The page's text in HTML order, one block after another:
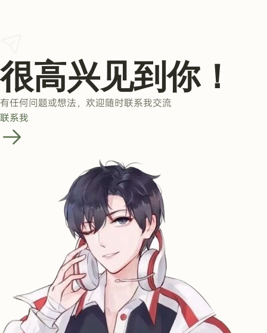
很高兴见到你！
有任何问题或想法，欢迎随时联系我交流
联系我